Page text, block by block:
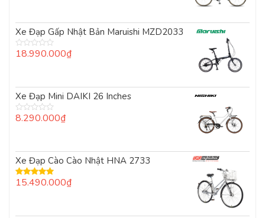
Xe Đạp Gấp Nhật Bản Maruishi MZD2033
Được
5
sao
18.990.000₫
Xe Đạp Mini DAIKI 26 Inches
Được
5
sao
8.290.000₫
Xe Đạp Cào Cào Nhật HNA 2733
Được xếp
15.490.000₫